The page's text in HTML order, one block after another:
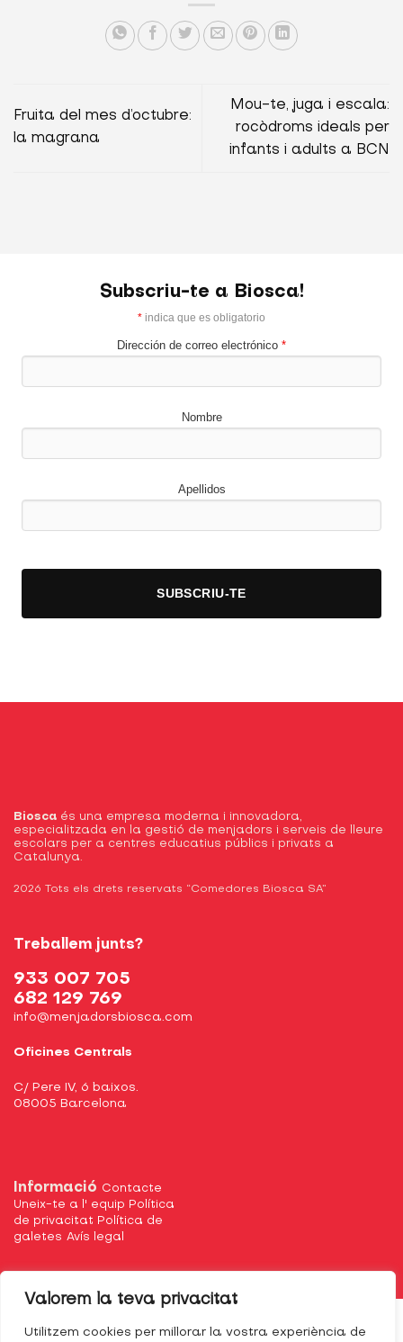
Valorem la teva privacitat
Utilitzem cookies per millorar la vostra experiència de
Fruita del mes d’octubre:
la magrana
Mou-te, juga i escala:
rocòdroms ideals per
infants i adults a BCN
Subscriu-te a Biosca!
* indica que es obligatorio
Dirección de correo electrónico *
Nombre
Apellidos
Biosca és una empresa moderna i innovadora,
especialitzada en la gestió de menjadors i serveis de lleure
escolars per a centres educatius públics i privats a
Catalunya.
2026 Tots els drets reservats “Comedores Biosca SA”
Treballem junts?
933 007 705
682 129 769
info@menjadorsbiosca.com
Oficines Centrals
C/ Pere IV, 6 baixos.
08005 Barcelona
Informació Contacte
Uneix-te a l' equip Política
de privacitat Política de
galetes Avís legal